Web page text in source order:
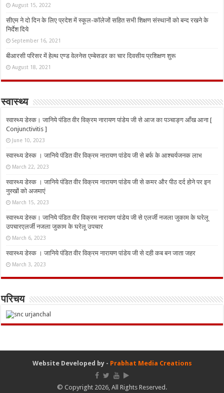
August 15, 2022
सीएम ने दो दिन के लिए प्रदेश में स्कूल-कॉलेजों सहित सभी शिक्षण संस्थानों को बन्द रखने के
निर्देश दिये
September 16, 2021
बीआरसी परिसर में हेल्थ एण्ड वेलनेस एम्बेसडर का चार दिवसीय प्रशिक्षण शुरू
August 18, 2021
स्वास्थ्य
स्वास्थ्य डेस्क। जानिये पंडित वीर विक्रम नारायण पांडेय जी से आज का पञ्चाङ्ग आँख आना [
Conjunctivitis ]
June 10, 2023
स्वास्थ्य डेस्क । जानिये पंडित वीर विक्रम नारायण पांडेय जी से बर्फ के आश्चर्यजनक लाभ
March 22, 2023
स्वास्थ्य डेस्क । जानिये पंडित वीर विक्रम नारायण पांडेय जी से कमर और पीठ दर्द होने पर इन
नुस्‍खों को अजमाएं
March 15, 2023
स्वास्थ्य डेस्क। जानिये पंडित वीर विक्रम नारायण पांडेय जी से एलर्जी नजला जुकाम के घरेलू
उपचारएलर्जी नजला जुकाम के घरेलू उपचार
March 6, 2023
स्वास्थ्य डेस्क । जानिये पंडित वीर विक्रम नारायण पांडेय जी से दही कब बन जाता जहर
March 3, 2023
परिचय
Website Developed by - Prabhat Media Creations
© Copyright 2026, All Rights Reserved.